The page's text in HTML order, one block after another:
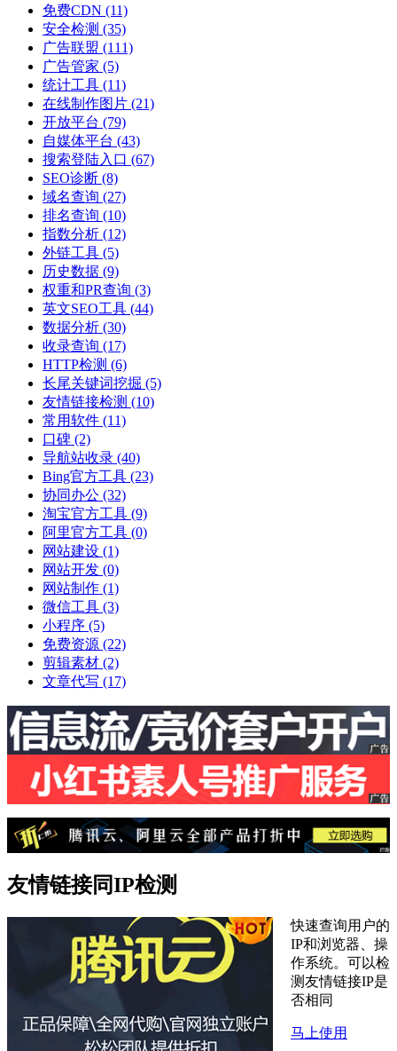
免费CDN (11)
安全检测 (35)
广告联盟 (111)
广告管家 (5)
统计工具 (11)
在线制作图片 (21)
开放平台 (79)
自媒体平台 (43)
搜索登陆入口 (67)
SEO诊断 (8)
域名查询 (27)
排名查询 (10)
指数分析 (12)
外链工具 (5)
历史数据 (9)
权重和PR查询 (3)
英文SEO工具 (44)
数据分析 (30)
收录查询 (17)
HTTP检测 (6)
长尾关键词挖掘 (5)
友情链接检测 (10)
常用软件 (11)
口碑 (2)
导航站收录 (40)
Bing官方工具 (23)
协同办公 (32)
淘宝官方工具 (9)
阿里官方工具 (0)
网站建设 (1)
网站开发 (0)
网站制作 (1)
微信工具 (3)
小程序 (5)
免费资源 (22)
剪辑素材 (2)
文章代写 (17)
友情链接同IP检测
快速查询用户的
IP和浏览器、操
作系统。可以检
测友情链接IP是
否相同
马上使用